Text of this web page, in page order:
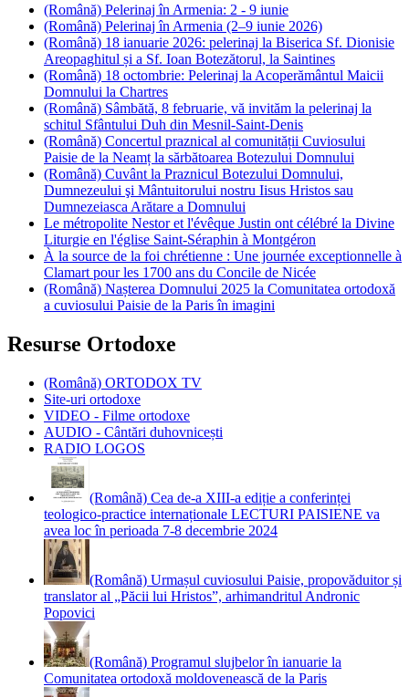
(Română) Pelerinaj în Armenia: 2 - 9 iunie
(Română) Pelerinaj în Armenia (2–9 iunie 2026)
(Română) 18 ianuarie 2026: pelerinaj la Biserica Sf. Dionisie
Areopaghitul și a Sf. Ioan Botezătorul, la Saintines
(Română) 18 octombrie: Pelerinaj la Acoperământul Maicii
Domnului la Chartres
(Română) Sâmbătă, 8 februarie, vă invităm la pelerinaj la
schitul Sfântului Duh din Mesnil-Saint-Denis
(Română) Concertul praznical al comunității Cuviosului
Paisie de la Neamț la sărbătoarea Botezului Domnului
(Română) Cuvânt la Praznicul Botezului Domnului,
Dumnezeului şi Mântuitorului nostru Iisus Hristos sau
Dumnezeiasca Arătare a Domnului
Le métropolite Nestor et l'évêque Justin ont célébré la Divine
Liturgie en l'église Saint-Séraphin à Montgéron
À la source de la foi chrétienne : Une journée exceptionnelle à
Clamart pour les 1700 ans du Concile de Nicée
(Română) Nașterea Domnului 2025 la Comunitatea ortodoxă
a cuviosului Paisie de la Paris în imagini
Resurse Ortodoxe
(Română) ORTODOX TV
Site-uri ortodoxe
VIDEO - Filme ortodoxe
AUDIO - Cântări duhovnicești
RADIO LOGOS
(Română) Cea de-a XIII-a ediție a conferinței
teologico-practice internaționale LECTURI PAISIENE va
avea loc în perioada 7-8 decembrie 2024
(Română) Urmașul cuviosului Paisie, propovăduitor și
translator al „Păcii lui Hristos”, arhimandritul Andronic
Popovici
(Română) Programul slujbelor în ianuarie la
Comunitatea ortodoxă moldovenească de la Paris